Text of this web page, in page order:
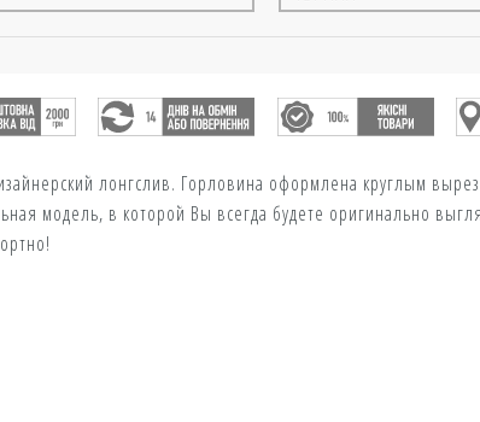
лонгслив. Горловина оформлена круглым
модель, в которой Вы всегда будете оригинально